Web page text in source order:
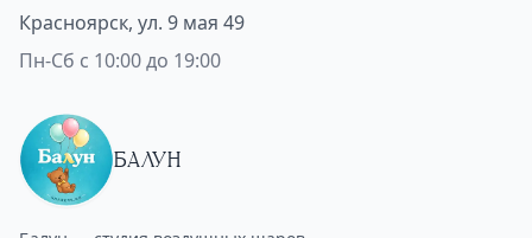
Красноярск, ул. 9 мая 49
Пн-Сб с 10:00 до 19:00
БАЛУН